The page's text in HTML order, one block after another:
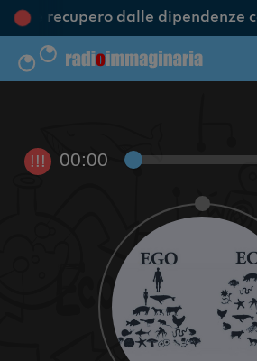
e recupero dalle dipendenze
!!! 00:00